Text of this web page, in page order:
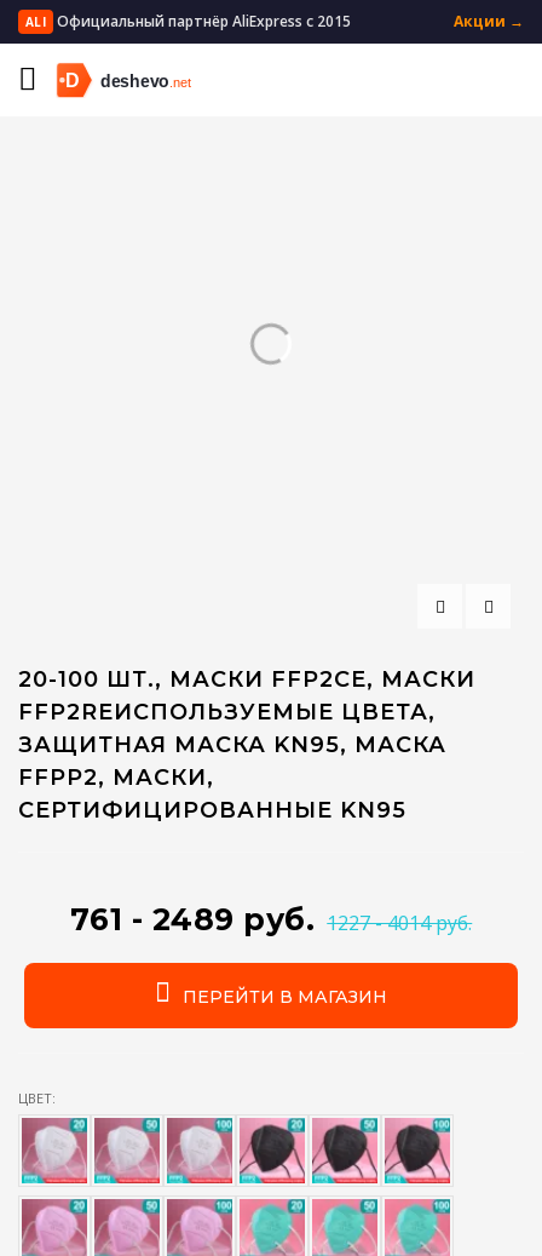
ALI Официальный партнёр AliExpress с 2015 Акции →
20-100 ШТ., МАСКИ FFP2CE, МАСКИ
FFP2REИСПОЛЬЗУЕМЫЕ ЦВЕТА,
ЗАЩИТНАЯ МАСКА KN95, МАСКА
FFPP2, МАСКИ,
СЕРТИФИЦИРОВАННЫЕ KN95
761 - 2489 руб. 1227 - 4014 руб.
ПЕРЕЙТИ В МАГАЗИН
ЦВЕТ: